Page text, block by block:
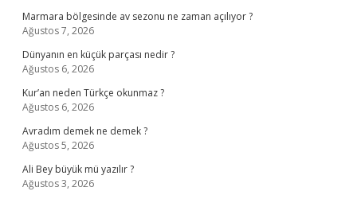
Marmara bölgesinde av sezonu ne zaman açılıyor ?
Ağustos 7, 2026
Dünyanın en küçük parçası nedir ?
Ağustos 6, 2026
Kur’an neden Türkçe okunmaz ?
Ağustos 6, 2026
Avradım demek ne demek ?
Ağustos 5, 2026
Ali Bey büyük mü yazılır ?
Ağustos 3, 2026